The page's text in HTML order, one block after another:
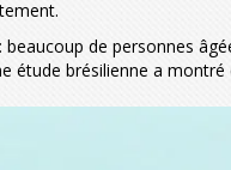
: beaucoup de personnes
étude brésilienne a